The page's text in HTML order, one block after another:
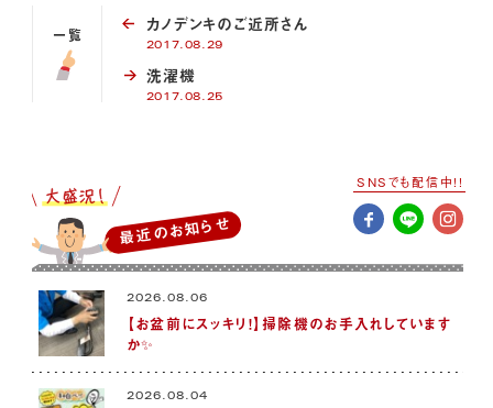
一覧 カノデンキのご近所さん
2017.08.29
洗濯機
2017.08.25
最近のお知らせ
2026.08.06
【お盆前にスッキリ！】掃除機のお手入れしています
か✨
2026.08.04
SNSでも配信中!!